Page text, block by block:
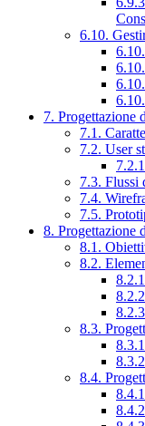
6.10.
7. Progettazione
7.1.
7.2. User
7.3. Flussi
7.4.
7.5.
8. Progettazione
8.1.
8.2.
8.3.
8.4.